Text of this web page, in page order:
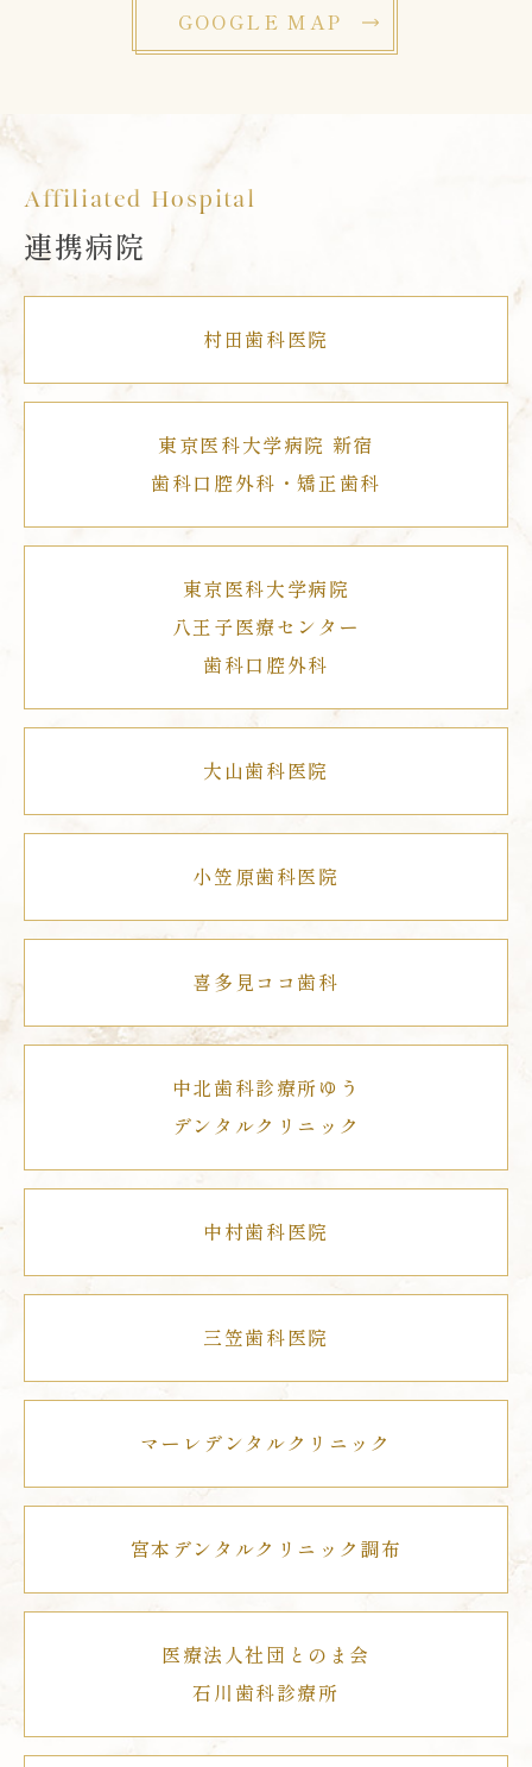
GOOGLE MAP
Affiliated Hospital
連携病院
村田歯科医院
東京医科大学病院 新宿
歯科口腔外科・矯正歯科
東京医科大学病院
八王子医療センター
歯科口腔外科
大山歯科医院
小笠原歯科医院
喜多見ココ歯科
中北歯科診療所ゆう
デンタルクリニック
中村歯科医院
三笠歯科医院
マーレデンタルクリニック
宮本デンタルクリニック調布
医療法人社団とのま会
石川歯科診療所